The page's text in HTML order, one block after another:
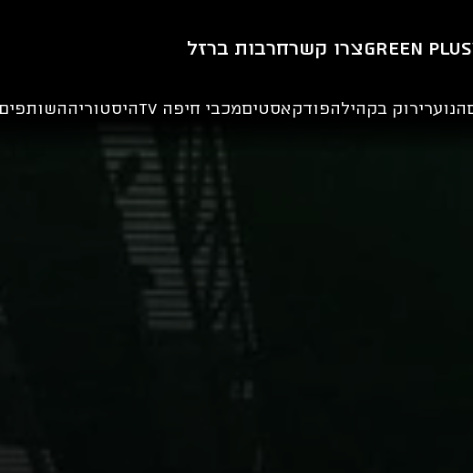
Green Plusצרו קשרחרבות ברזל
הנוערירוק בקהילהפודקאסטיםמכבי חיפה TV היסטוריה